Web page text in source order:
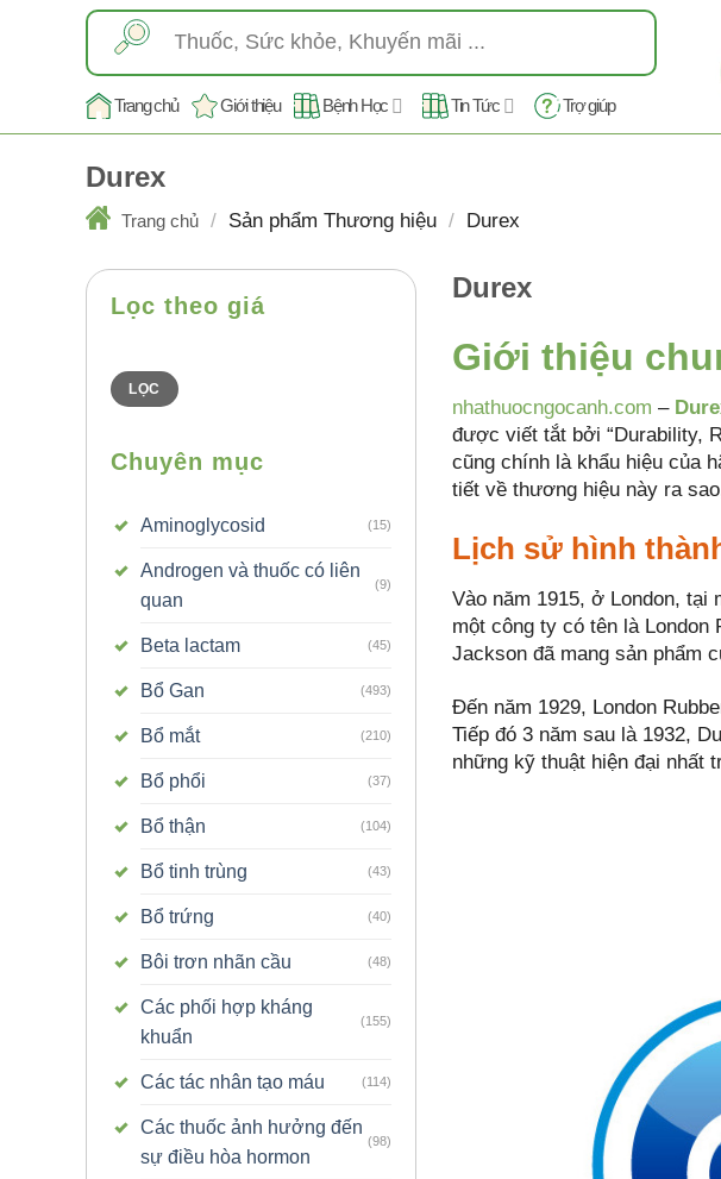
kiếm:
Trang chủ Giới thiệu Bệnh Học Tin Tức Trợ giúp
Durex
Trang chủ / Sản phẩm Thương hiệu / Durex
Lọc theo giá
thấp
nhất
cao
nhấtLỌC
Chuyên mục
Aminoglycosid (15)
Androgen và thuốc có liên
quan
(9)
Beta lactam (45)
Bổ Gan (493)
Bổ mắt (210)
Bổ phổi (37)
Bổ thận (104)
Bổ tinh trùng (43)
Bổ trứng (40)
Bôi trơn nhãn cầu (48)
Các phối hợp kháng
khuẩn
(155)
Các tác nhân tạo máu (114)
Các thuốc ảnh hưởng đến
sự điều hòa hormon
(98)
Durex
Giới thiệu
nhathuocngocanh.com –
được viết tắt bởi “Durability,
cũng chính là khẩu hiệu của
tiết về thương hiệu này ra
Lịch sử hình
Vào năm 1915, ở London, tại
một công ty có tên là London
Jackson đã mang sản phẩm
Đến năm 1929, London
Tiếp đó 3 năm sau là 1932,
những kỹ thuật hiện đại nhất